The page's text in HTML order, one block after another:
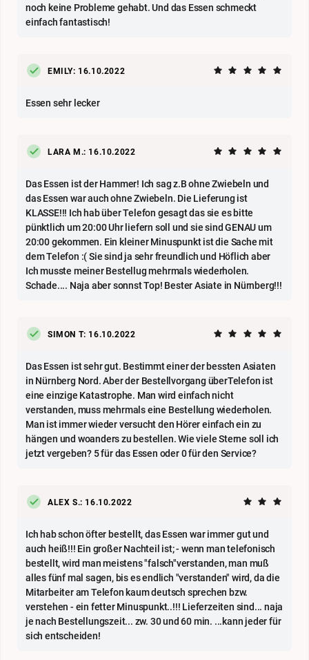
noch keine Probleme gehabt. Und das Essen schmeckt
einfach fantastisch!
EMILY: 16.10.2022
Essen sehr lecker
LARA M.: 16.10.2022
Das Essen ist der Hammer! Ich sag z.B ohne Zwiebeln und
das Essen war auch ohne Zwiebeln. Die Lieferung ist
KLASSE!!! Ich hab über Telefon gesagt das sie es bitte
pünktlich um 20:00 Uhr liefern soll und sie sind GENAU um
20:00 gekommen. Ein kleiner Minuspunkt ist die Sache mit
dem Telefon :( Sie sind ja sehr freundlich und Höflich aber
Ich musste meiner Bestellug mehrmals wiederholen.
Schade.... Naja aber sonnst Top! Bester Asiate in Nürnberg!!!
SIMON T: 16.10.2022
Das Essen ist sehr gut. Bestimmt einer der bessten Asiaten
in Nürnberg Nord. Aber der Bestellvorgang überTelefon ist
eine einzige Katastrophe. Man wird einfach nicht
verstanden, muss mehrmals eine Bestellung wiederholen.
Man ist immer wieder versucht den Hörer einfach ein zu
hängen und woanders zu bestellen. Wie viele Sterne soll ich
jetzt vergeben? 5 für das Essen oder 0 für den Service?
ALEX S.: 16.10.2022
Ich hab schon öfter bestellt, das Essen war immer gut und
auch heiß!!! Ein großer Nachteil ist; - wenn man telefonisch
bestellt, wird man meistens "falsch"verstanden, man muß
alles fünf mal sagen, bis es endlich "verstanden" wird, da die
Mitarbeiter am Telefon kaum deutsch sprechen bzw.
verstehen - ein fetter Minuspunkt..!!! Lieferzeiten sind... naja
je nach Bestellungszeit... zw. 30 und 60 min. ...kann jeder für
sich entscheiden!